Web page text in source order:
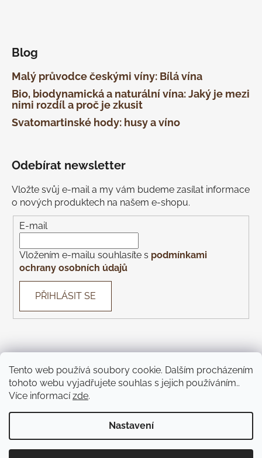
Tento web používá soubory cookie. Dalším procházením
tohoto webu vyjadřujete souhlas s jejich používáním..
Více informacízde.
Nastavení
Blog
Malý průvodce českými víny: Bílá vína
Bio, biodynamická a naturální vína: Jaký je mezi
nimi rozdíl a proč je zkusit
Svatomartinské hody: husy a víno
Odebírat newsletter
Vložte svůj e-mail a my vám budeme zasílat informace
o nových produktech na našem e-shopu.
E-mail
Vložením e-mailu souhlasíte s podmínkami
ochrany osobních údajů
PŘIHLÁSIT SE
Con Gusto Con Gusto Catering KOREK Wines Piazza
Monte Bú Pivnice U Čápa
Vytvořil Shoptet